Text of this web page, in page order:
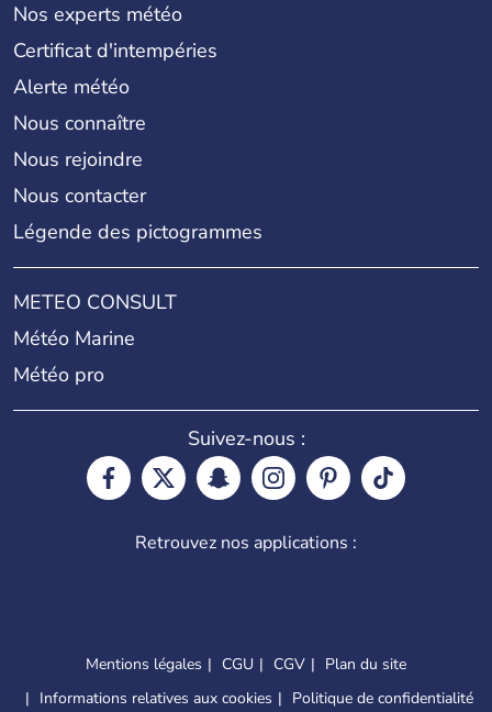
Nos experts météo
Certificat d'intempéries
Alerte météo
Nous connaître
Nous rejoindre
Nous contacter
Légende des pictogrammes
METEO CONSULT
Météo Marine
Météo pro
Suivez-nous :
Retrouvez nos applications :
Mentions légales CGU CGV
Plan du site
Informations relatives aux cookies
Politique de confidentialité